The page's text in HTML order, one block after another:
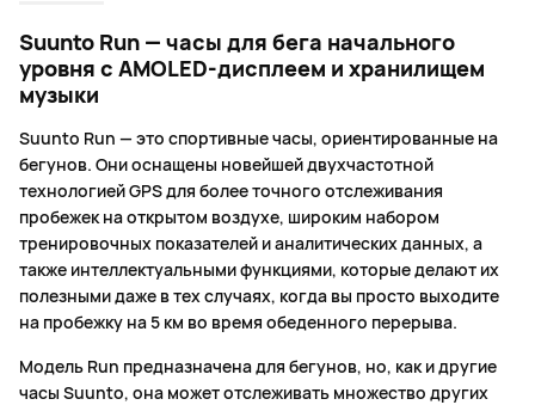
Suunto Run — часы для бега начального
уровня с AMOLED-дисплеем и хранилищем
музыки
Suunto Run — это спортивные часы, ориентированные на
бегунов. Они оснащены новейшей двухчастотной
технологией GPS для более точного отслеживания
пробежек на открытом воздухе, широким набором
тренировочных показателей и аналитических данных, а
также интеллектуальными функциями, которые делают их
полезными даже в тех случаях, когда вы просто выходите
на пробежку на 5 км во время обеденного перерыва.
Модель Run предназначена для бегунов, но, как и другие
часы Suunto, она может отслеживать множество других